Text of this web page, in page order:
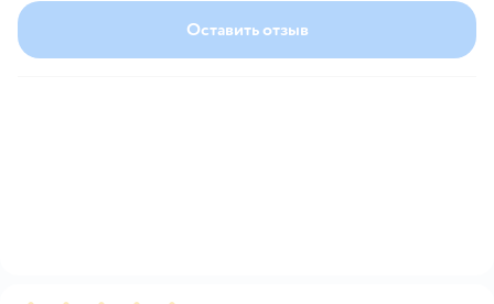
Оставить отзыв